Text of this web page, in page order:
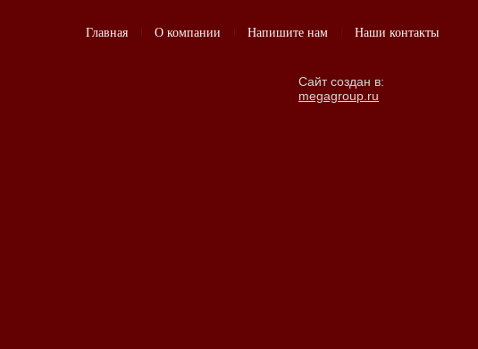
Главная О компании Напишите нам Наши контакты
Сайт создан в:
megagroup.ru